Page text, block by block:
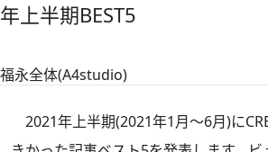
年上半期BEST5
福永全体(A4studio)
2021年上半期(2021年1月～6月)に